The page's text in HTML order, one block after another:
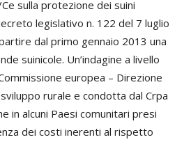
sulla protezione dei suini
legislativo n. 122 del 7 luglio
dal primo gennaio 2013 una
suinicole. Un’indagine a livello
europea – Direzione
rurale e condotta dal Crpa
in alcuni Paesi comunitari presi
dei costi inerenti al rispetto